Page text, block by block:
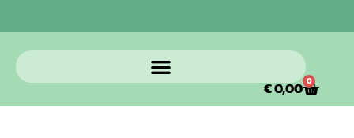
€0,00 0